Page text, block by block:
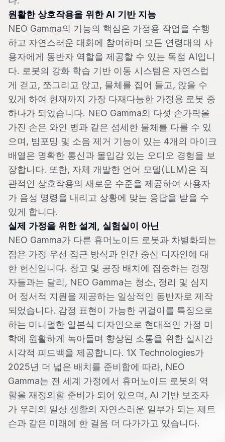
원활한 상호작용을 위한 AI 기반 지능
NEO Gamma의 기능의 핵심은 가정용 작업을 수행
하고 자연스러운 대화에 참여하며 모든 연령대의 사
용자에게 동반자 역할을 제공할 수 있는 독점 AI입니
다. 로봇의 강화 학습 기반 이동 시스템은 자연스럽
게 걷고, 쪼그리고 앉고, 물체를 집어 들고, 앉을 수
있게 하여 현재까지 가장 다재다능한 가정용 로봇 중
하나가 되었습니다. NEO Gamma의 다섯 손가락을
가진 손은 와인 병과 같은 섬세한 물체를 다룰 수 있
으며, 빔포밍 및 소음 제거 기능이 있는 4개의 마이크
배열은 명확한 통신과 몰입감 있는 오디오 경험을 보
장합니다. 또한, 자체 개발한 언어 모델(LLM)은 직
관적인 상호작용의 새로운 수준을 제공하여 사용자
가 음성 명령을 내리고 상황에 맞는 응답을 받을 수
있게 합니다.
실제 가정을 위한 설계, 실험실이 아닌
NEO Gamma가 다른 휴머노이드 로봇과 차별화되는
점은 가정 우선 접근 방식과 인간 중심 디자인에 대
한 헌신입니다. 창고 및 공장 배치에 집중하는 경쟁
자들과는 달리, NEO Gamma는 청소, 정리 및 심지
어 정서적 지원을 제공하는 일상적인 동반자로 제작
되었습니다. 감정 표현이 가능한 귀걸이를 특징으로
하는 미니멀한 일본식 디자인으로 현대적인 가정 미
학에 원활하게 녹아들며 향상된 소통을 위한 실시간
시각적 피드백을 제공합니다. 1X Technologies가
2025년 더 넓은 배치를 준비함에 따라, NEO
Gamma는 전 세계 가정에서 휴머노이드 로봇의 역
할을 재정의할 준비가 되어 있으며, AI 기반 보조자
가 우리의 일상 생활의 자연스러운 일부가 되는 제트
슨과 같은 미래에 한 걸음 더 다가가고 있습니다.